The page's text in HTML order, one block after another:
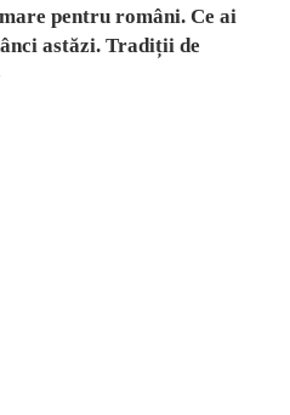
pentru români. Ce ai
astăzi. Tradiții de